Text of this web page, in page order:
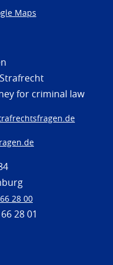
Maps
for criminal law
28 00
28 01